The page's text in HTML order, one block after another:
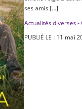
ses amis […]
Actualités diverses -
PUBLIÉ LE : 11 mai